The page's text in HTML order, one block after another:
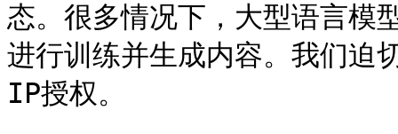
态。很多情况下，大型语言
进行训练并生成内容。我们迫
IP授权。